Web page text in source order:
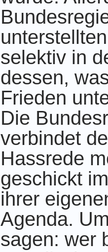
selektiv in
dessen,
Frieden
Die
verbindet
Hassrede
geschickt
ihrer
Agenda.
sagen: wer